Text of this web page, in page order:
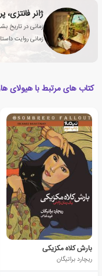
ژانر
زمانی در تاریخ
زمانی روایت
کتاب های مرتبط با هیولای
بارش کلاه مکزیکی
ریچارد براتیگان